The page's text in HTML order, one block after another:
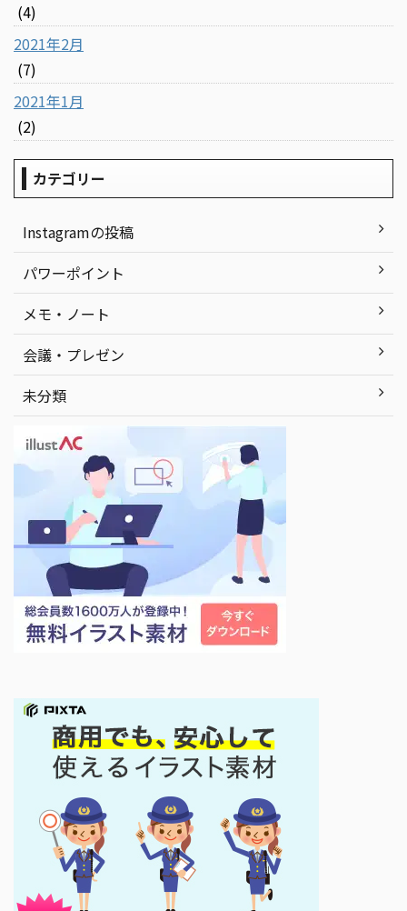
(4)
2021年2月
(7)
2021年1月
(2)
カテゴリー
Instagramの投稿
パワーポイント
メモ・ノート
会議・プレゼン
未分類